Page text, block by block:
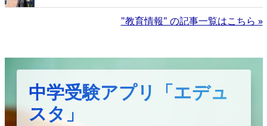
"教育情報" の記事一覧はこちら »
中学受験アプリ「エデュ
スタ」